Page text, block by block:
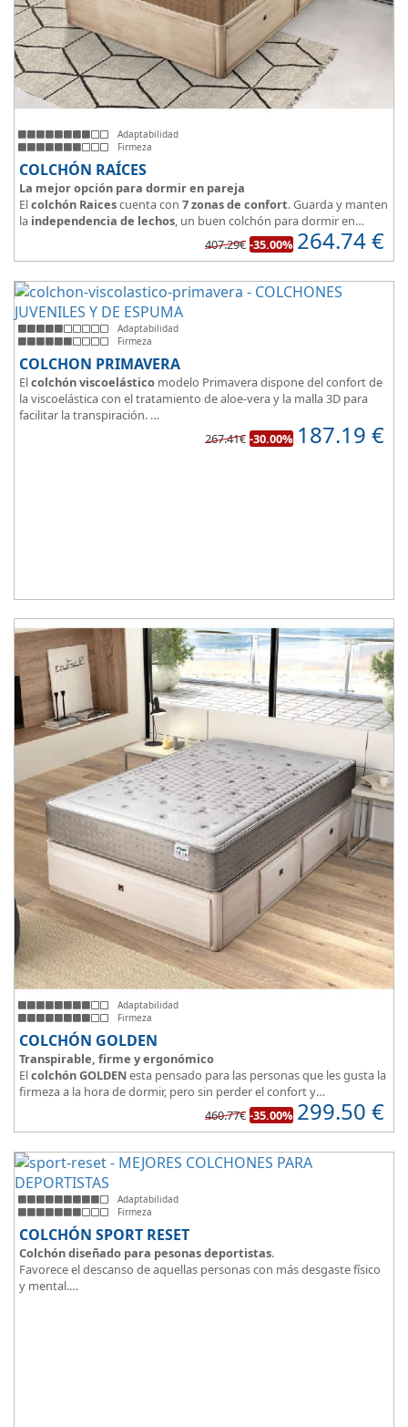
Adaptabilidad
Firmeza
COLCHÓN RAÍCES
La mejor opción para dormir en pareja
Elcolchón Raicescuenta con 7 zonas de confort. Guarda y manten
la independencia de lechos, un buen colchón para dormir en
Las personas calurosas agradecerán su tejido 3D y la gran
407.29€ -35.00% 264.74€
Adaptabilidad
Firmeza
COLCHON PRIMAVERA
Elcolchón viscoelástico modelo Primavera dispone del confort de
la viscoelástica con el tratamiento de aloe-vera y la malla 3D para
facilitar la transpiración.
Según medida del colchón estamos hablando tanto de un colchón
267.41€ -30.00% 187.19 €
Adaptabilidad
Firmeza
COLCHÓN GOLDEN
Transpirable, firme y ergonómico
Elcolchón GOLDENesta pensado para las personas que les gusta la
firmeza a la hora de dormir, pero sin perder el confort y
adaptabilidad que nos ofrece la viscoelástica.
Su excelente diseño, suave tejido e independencia de lechos,
460.77€ -35.00% 299.50 €
Adaptabilidad
Firmeza
COLCHÓN SPORT RESET
Colchón diseñado para pesonas deportistas.
Favorece el descanso de aquellas personas con más desgaste físico
y mental.